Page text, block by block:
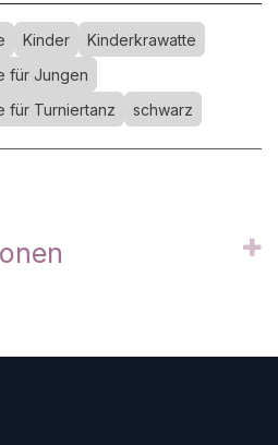
Kinder
Kinderkrawatte
für Jungen
für Turniertanz
schwarz